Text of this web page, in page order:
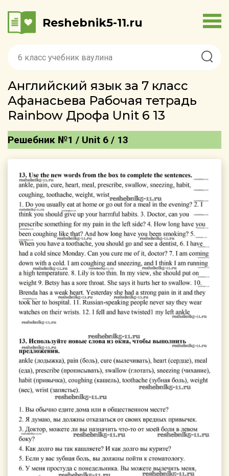
Reshebnik5-11.ru
Английский язык за 7 класс
Афанасьева Рабочая тетрадь
Rainbow Дрофа Unit 6 13
Решебник №1 / Unit 6 / 13